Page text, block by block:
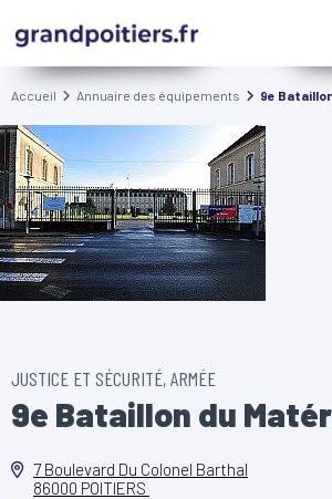
Accueil Annuaire des équipements 9e
JUSTICE ET SÉCURITÉ, ARMÉE
9e Bataillon du
7 Boulevard Du Colonel Barthal
86000 POITIERS